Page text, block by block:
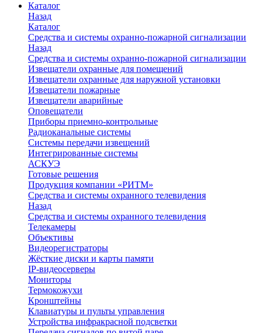
Каталог
Назад
Каталог
Средства и системы охранно-пожарной сигнализации
Назад
Средства и системы охранно-пожарной сигнализации
Извещатели охранные для помещений
Извещатели охранные для наружной установки
Извещатели пожарные
Извещатели аварийные
Оповещатели
Приборы приемно-контрольные
Радиоканальные системы
Системы передачи извещений
Интегрированные системы
АСКУЭ
Готовые решения
Продукция компании «РИТМ»
Средства и системы охранного телевидения
Назад
Средства и системы охранного телевидения
Телекамеры
Объективы
Видеорегистраторы
Жёсткие диски и карты памяти
IP-видеосерверы
Мониторы
Термокожухи
Кронштейны
Клавиатуры и пульты управления
Устройства инфракрасной подсветки